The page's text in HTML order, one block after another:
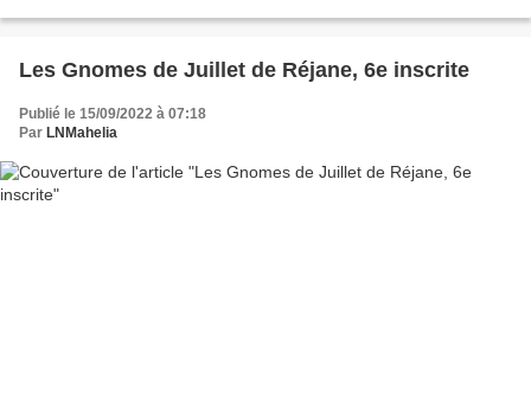
Les Gnomes de Juillet de Réjane, 6e inscrite
Publié le 15/09/2022 à 07:18
Par LNMahelia